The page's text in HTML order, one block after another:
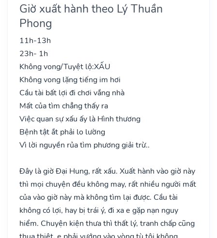
Giờ xuất hành theo Lý Thuần
Phong
11h-13h
23h- 1h
Không vong/Tuyệt lộ:XẤU
Không vong lặng tiếng im hơi
Cầu tài bất lợi đi chơi vắng nhà
Mất của tìm chẳng thấy ra
Việc quan sự xấu ấy là Hình thương
Bệnh tật ắt phải lo lường
Vì lời nguyền rủa tìm phương giải trừ..
Đây là giờ Đại Hung, rất xấu. Xuất hành vào giờ này
thì mọi chuyện đều không may, rất nhiều người mất
của vào giờ này mà không tìm lại được. Cầu tài
không có lợi, hay bị trái ý, đi xa e gặp nạn nguy
hiểm. Chuyện kiện thưa thì thất lý, tranh chấp cũng